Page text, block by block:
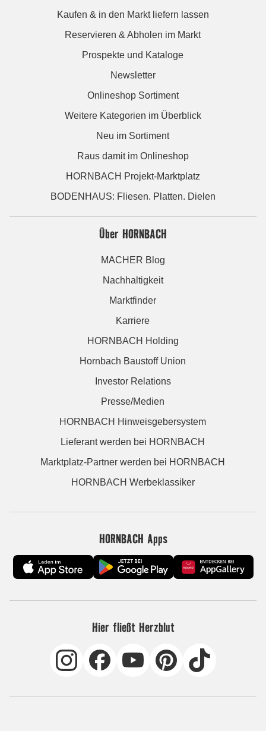
Kaufen & in den Markt liefern lassen
Reservieren & Abholen im Markt
Prospekte und Kataloge
Newsletter
Onlineshop Sortiment
Weitere Kategorien im Überblick
Neu im Sortiment
Raus damit im Onlineshop
HORNBACH Projekt-Marktplatz
BODENHAUS: Fliesen. Platten. Dielen
Über HORNBACH
MACHER Blog
Nachhaltigkeit
Marktfinder
Karriere
HORNBACH Holding
Hornbach Baustoff Union
Investor Relations
Presse/Medien
HORNBACH Hinweisgebersystem
Lieferant werden bei HORNBACH
Marktplatz-Partner werden bei HORNBACH
HORNBACH Werbeklassiker
HORNBACH Apps
Hier fließt Herzblut